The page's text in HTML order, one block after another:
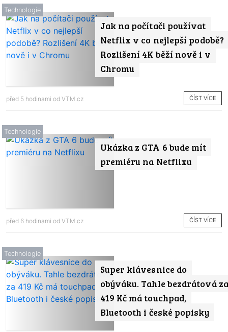
Jak na počítači používat
Netflix v co nejlepší podobě?
Rozlišení 4K běží nově i v
Chromu
Technologie
před 5 hodinami od VTM.cz ČÍST VÍCE
Ukázka z GTA 6 bude mít
premiéru na Netflixu
Technologie
před 6 hodinami od VTM.cz ČÍST VÍCE
Super klávesnice do
obýváku. Tahle bezdrátová za
419 Kč má touchpad,
Bluetooth i české popisky
Technologie